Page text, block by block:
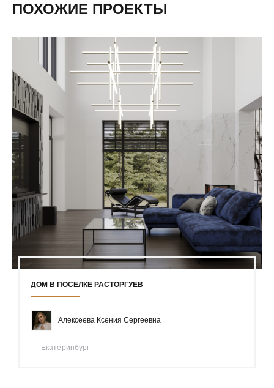
ПОХОЖИЕ ПРОЕКТЫ
ДОМ В ПОСЕЛКЕ РАСТОРГУЕВ
Алексеева Ксения Сергеевна
Екатеринбург